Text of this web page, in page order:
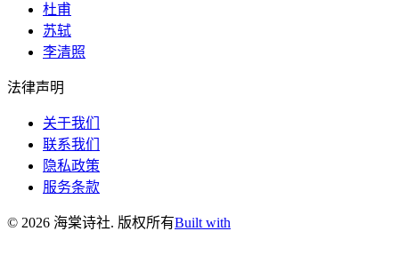
杜甫
苏轼
李清照
法律声明
关于我们
联系我们
隐私政策
服务条款
© 2026 海棠诗社. 版权所有Built with